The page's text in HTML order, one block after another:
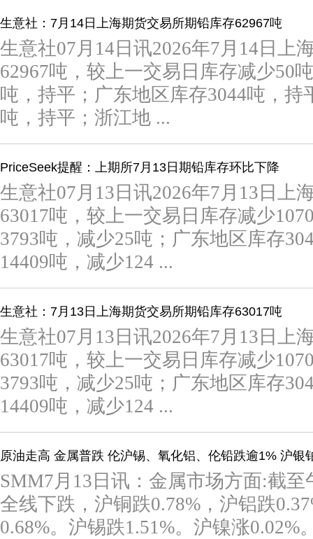
生意社：7月14日上海期货交易所期铅库存62967吨
生意社07月14日讯2026年7月14日上
62967吨，较上一交易日库存减少50
吨，持平；广东地区库存3044吨，持
吨，持平；浙江地 ...
PriceSeek提醒：上期所7月13日期铅库存环比下降
生意社07月13日讯2026年7月13日上
63017吨，较上一交易日库存减少
3793吨，减少25吨；广东地区库存
14409吨，减少124 ...
生意社：7月13日上海期货交易所期铅库存63017吨
生意社07月13日讯2026年7月13日上
63017吨，较上一交易日库存减少
3793吨，减少25吨；广东地区库存
14409吨，减少124 ...
原油走高 金属普跌 伦沪锡、氧化铝、伦铅跌逾1% 沪银
SMM7月13日讯：金属市场方面:截
全线下跌，沪铜跌0.78%，沪铝跌
0.68%。沪锡跌1.51%。沪镍涨